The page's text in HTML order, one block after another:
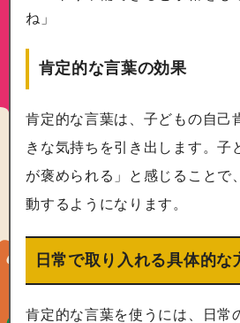
ね」
肯定的な言葉の効果
肯定的な言葉は、子どもの自己
きな気持ちを引き出します。子
が褒められる」と感じることで
動するようになります。
日常で取り入れる具体的な
肯定的な言葉を使うには、日常